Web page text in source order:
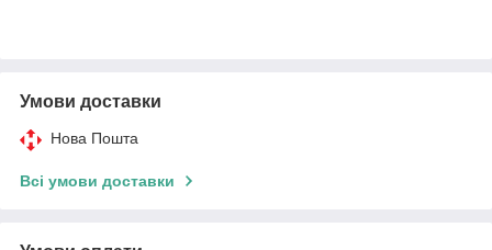
Умови доставки
Нова Пошта
Всі умови доставки